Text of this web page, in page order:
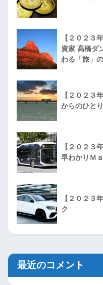
【２０２３
資家 高橋ダ
わる「旅」
【２０２３
からのひと
【２０２３
早わかりＭ
【２０２３
ク
最近のコメント